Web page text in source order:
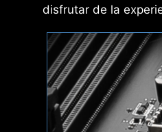
disfrutar de la
M-
Flashea o actualiza la
unos minutos desde la
de la
MONITOR DE
Obtenga acceso